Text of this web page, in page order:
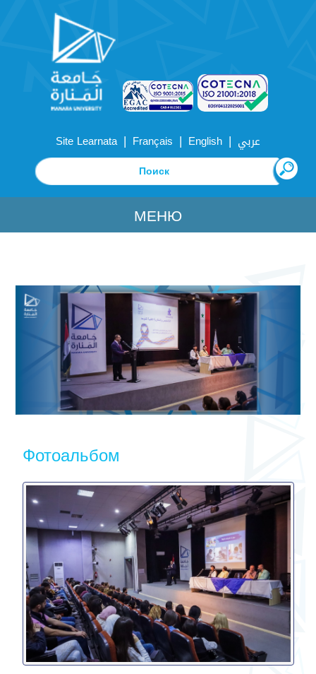
Site Learnata | Français | English | عربي
МЕНЮ
Фотоальбом